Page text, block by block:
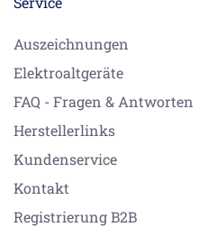
Auszeichnungen
Elektroaltgeräte
FAQ - Fragen & Antworten
Herstellerlinks
Kundenservice
Kontakt
Registrierung B2B